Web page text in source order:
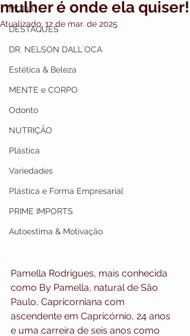
MODA
DESTAQUES
DR. NELSON DALL`OCA
Estética & Beleza
MENTE e CORPO
Odonto
NUTRIÇÃO
Plástica
Variedades
Plástica e Forma Empresarial
PRIME IMPORTS
Autoestima & Motivação
mulher é onde ela quiser!
Atualizado: 12 de mar. de 2025
Pamella Rodrigues, mais conhecida
como By Pamella, natural de São
Paulo, Capricorniana com
ascendente em Capricórnio, 24 anos
e uma carreira de seis anos como